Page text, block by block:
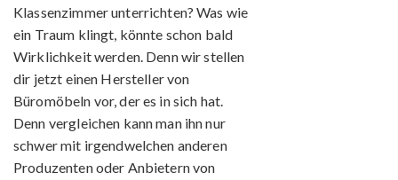
Klassenzimmer unterrichten? Was wie
ein Traum klingt, könnte schon bald
Wirklichkeit werden. Denn wir stellen
dir jetzt einen Hersteller von
Büromöbeln vor, der es in sich hat.
Denn vergleichen kann man ihn nur
schwer mit irgendwelchen anderen
Produzenten oder Anbietern von